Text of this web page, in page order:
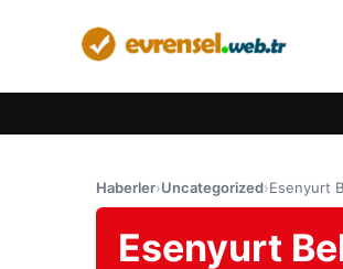
Haberler›Uncategorized›Esenyurt
Esenyurt